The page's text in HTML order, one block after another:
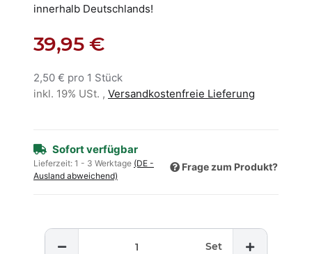
innerhalb Deutschlands!
39,95 €
2,50 € pro 1 Stück
inkl. 19% USt. , Versandkostenfreie Lieferung
Sofort verfügbar
Lieferzeit: 1 - 3 Werktage (DE -
Ausland abweichend)
Frage zum Produkt?
Set